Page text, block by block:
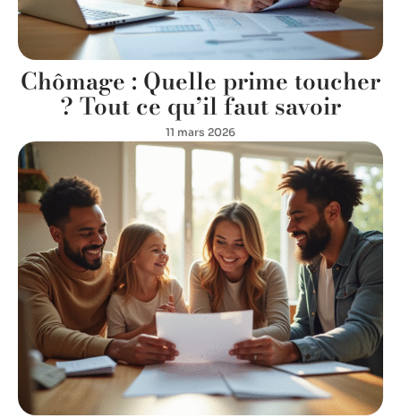
Chômage : Quelle prime toucher
? Tout ce qu’il faut savoir
11 mars 2026